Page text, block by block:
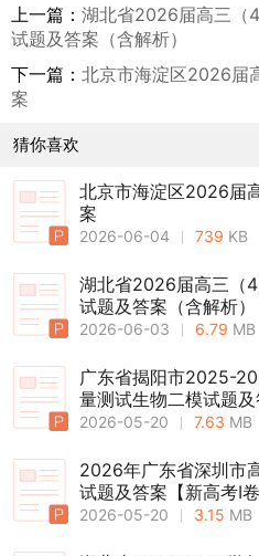
上一篇： 湖北省2026届高三（
试题及答案（含解析）
下一篇： 北京市海淀区2026届
案
猜你喜欢
北京市海淀区2026届
案
2026-06-04 739 KB
湖北省2026届高三（
试题及答案（含解析）
2026-06-03 6.79 MB
广东省揭阳市2025-
量测试生物二模试题及
2026-05-20 7.63 MB
2026年广东省深圳市
试题及答案【新高考Ⅰ卷
2026-05-20 3.15 MB